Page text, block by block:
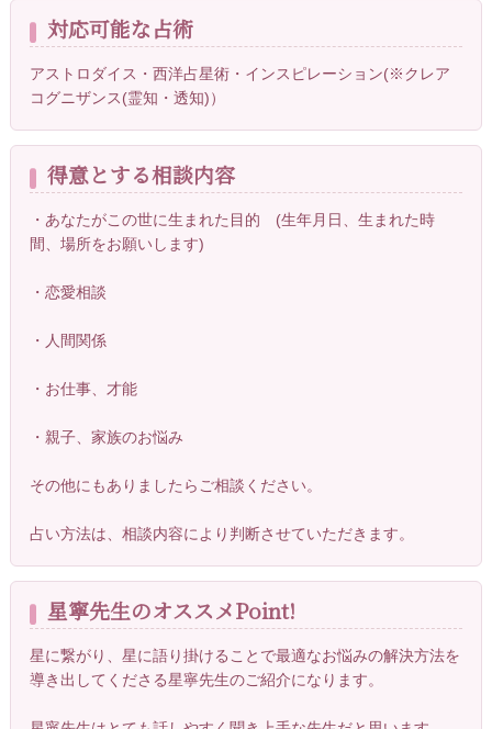
対応可能な占術
アストロダイス・西洋占星術・インスピレーション(※クレア
コグニザンス(霊知・透知)）
得意とする相談内容
・あなたがこの世に生まれた目的 (生年月日、生まれた時
間、場所をお願いします)
・恋愛相談
・人間関係
・お仕事、才能
・親子、家族のお悩み
その他にもありましたらご相談ください。
占い方法は、相談内容により判断させていただきます。
星寧先生のオススメPoint!
星に繋がり、星に語り掛けることで最適なお悩みの解決方法を
導き出してくださる星寧先生のご紹介になります。